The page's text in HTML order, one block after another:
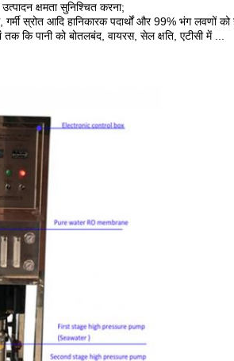
क्षमता सुनिश्चित करना;
स्रोत आदि हानिकारक पदार्थों और 99% भंग लवणों
​​कि पानी को बोतलबंद, वायरस, सेल क्षति, एटीसी में ...